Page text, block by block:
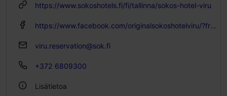
https://www.sokoshotels.fi/fi/tallinna/sokos-hotel-viru
https://www.facebook.com/originalsokoshotelviru/?fref=ts
viru.reservation@sok.fi
+372 6809300
Lisätietoa